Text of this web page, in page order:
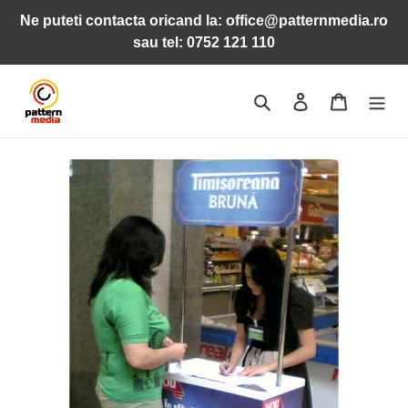
Ne puteti contacta oricand la: office@patternmedia.ro
sau tel: 0752 121 110
Caută Conectează-te
Coș